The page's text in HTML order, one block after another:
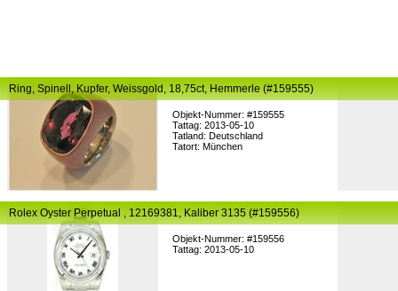
Objekt-Nummer: #159555
Tattag: 2013-05-10
Tatland: Deutschland
Tatort: München
Ring, Spinell, Kupfer, Weissgold, 18,75ct, Hemmerle (#159555)
Objekt-Nummer: #159556
Tattag: 2013-05-10
Rolex Oyster Perpetual , 12169381, Kaliber 3135 (#159556)